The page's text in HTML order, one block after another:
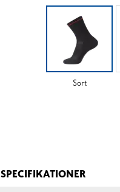
Sort
SPECIFIKATIONER